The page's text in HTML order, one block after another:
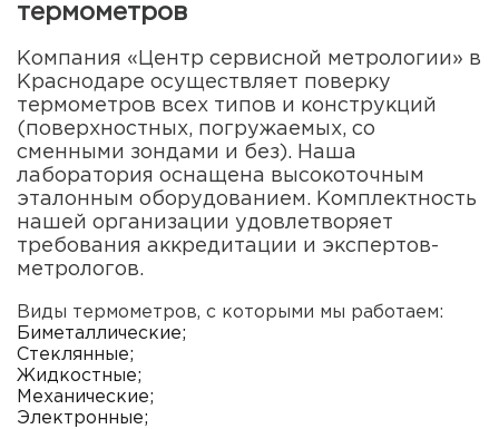
термометров
Компания «Центр сервисной метрологии» в
Краснодаре осуществляет поверку
термометров всех типов и конструкций
(поверхностных, погружаемых, со
сменными зондами и без). Наша
лаборатория оснащена высокоточным
эталонным оборудованием. Комплектность
нашей организации удовлетворяет
требования аккредитации и экспертов-
метрологов.
Виды термометров, с которыми мы работаем:
Биметаллические;
Стеклянные;
Жидкостные;
Механические;
Электронные;